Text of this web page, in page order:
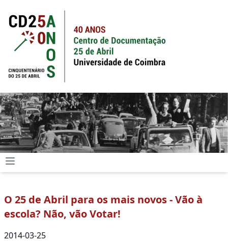
O 25 de Abril para os mais novos - Vão à
escola? Não, vão Votar!
2014-03-25